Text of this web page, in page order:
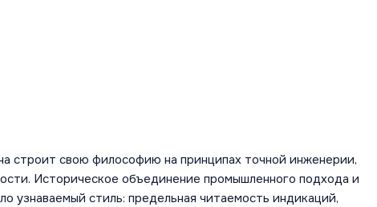
строит свою философию на принципах точной инженерии,
Историческое объединение промышленного подхода и
узнаваемый стиль: предельная читаемость индикаций,